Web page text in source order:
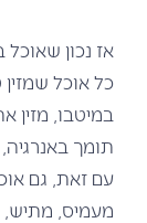
אז נכון
כל אוכל
במיטבו,
תומך
עם זאת, גם
מעמיס, מתיש,